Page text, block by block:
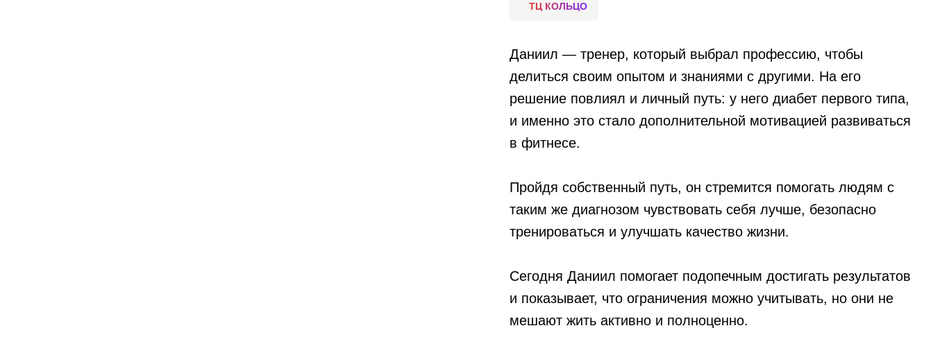
ТЦ КОЛЬЦО
Даниил — тренер, который выбрал профессию, чтобы
делиться своим опытом и знаниями с другими. На его
решение повлиял и личный путь: у него диабет первого типа,
и именно это стало дополнительной мотивацией развиваться
в фитнесе.
Пройдя собственный путь, он стремится помогать людям с
таким же диагнозом чувствовать себя лучше, безопасно
тренироваться и улучшать качество жизни.
Сегодня Даниил помогает подопечным достигать результатов
и показывает, что ограничения можно учитывать, но они не
мешают жить активно и полноценно.